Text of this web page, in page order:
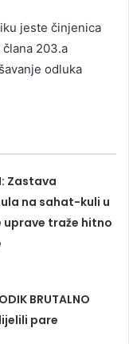
jeste činjenica
203.a
odluka
Zastava
na sahat-kuli u
uprave traže hitno
BRUTALNO
pare